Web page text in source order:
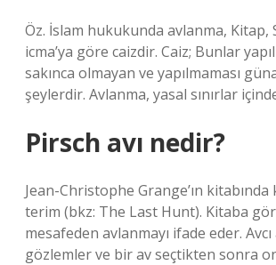
Öz. İslam hukukunda avlanma, Kitap,
icma’ya göre caizdir. Caiz; Bunlar
sakınca olmayan ve yapılmaması
şeylerdir. Avlanma, yasal sınırlar
Pirsch avı nedir?
Jean-Christophe Grange’ın
terim (bkz: The Last Hunt). Kitaba
mesafeden avlanmayı ifade eder. Avcı
gözlemler ve bir av seçtikten sonra